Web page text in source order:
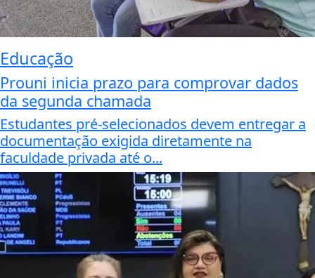
Educação
Prouni inicia prazo para comprovar dados
da segunda chamada
Estudantes pré-selecionados devem entregar a
documentação exigida diretamente na
faculdade privada até o...